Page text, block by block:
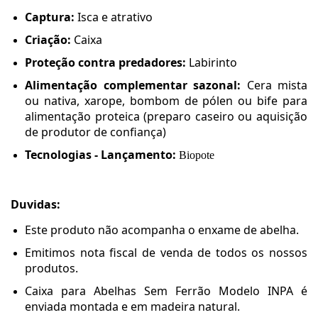
Captura: Isca e atrativo
Criação: Caixa
Proteção contra predadores: Labirinto
Alimentação complementar sazonal: Cera mista
ou nativa, xarope, bombom de pólen ou bife para
alimentação proteica (preparo caseiro ou aquisição
de produtor de confiança)
Tecnologias - Lançamento: Biopote
Duvidas:
Este produto não acompanha o enxame de abelha.
Emitimos nota fiscal de venda de todos os nossos
produtos.
Caixa para Abelhas Sem Ferrão Modelo INPA é
enviada montada e em madeira natural.